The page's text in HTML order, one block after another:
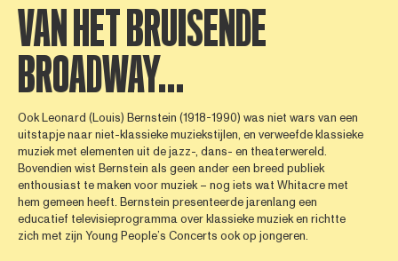
VAN HET BRUISENDE
BROADWAY…
Ook Leonard (Louis) Bernstein (1918-1990) was niet wars van een
uitstapje naar niet-klassieke muziekstijlen, en verweefde klassieke
muziek met elementen uit de jazz-, dans- en theaterwereld.
Bovendien wist Bernstein als geen ander een breed publiek
enthousiast te maken voor muziek – nog iets wat Whitacre met
hem gemeen heeft. Bernstein presenteerde jarenlang een
educatief televisieprogramma over klassieke muziek en richtte
zich met zijn Young People’s Concerts ook op jongeren.